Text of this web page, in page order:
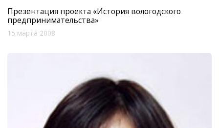
Презентация проекта «История вологодского
предпринимательства»
15 марта 2008